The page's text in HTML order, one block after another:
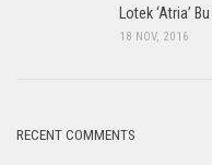
Lotek ‘Atria’
18 NOV, 2016
RECENT COMMENTS